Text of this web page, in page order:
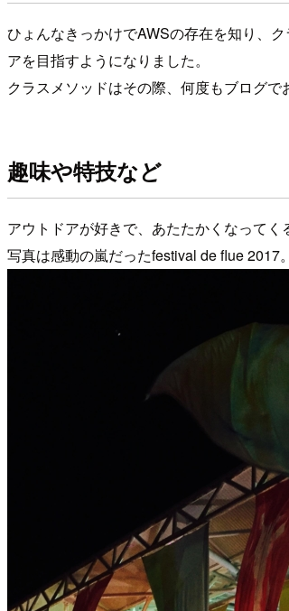
ひょんなきっかけでAWSの存在を知り、
アを目指すようになりました。
クラスメソッドはその際、何度もブログ
趣味や特技など
アウトドアが好きで、あたたかくなってく
写真は感動の嵐だったfestival de flue 2017。